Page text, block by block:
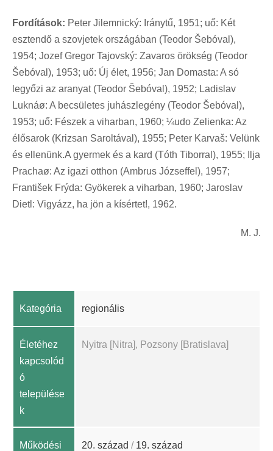
Fordítások: Peter Jilemnický: Iránytű, 1951; uő: Két
esztendő a szovjetek országában (Teodor Šebóval),
1954; Jozef Gregor Tajovský: Zavaros örökség (Teodor
Šebóval), 1953; uő: Új élet, 1956; Jan Domasta: A só
legyőzi az aranyat (Teodor Šebóval), 1952; Ladislav
Luknáø: A becsületes juhászlegény (Teodor Šebóval),
1953; uő: Fészek a viharban, 1960; ¼udo Zelienka: Az
élősarok (Krizsan Saroltával), 1955; Peter Karvaš: Velünk
és ellenünk.A gyermek és a kard (Tóth Tiborral), 1955; Ilja
Prachaø: Az igazi otthon (Ambrus Józseffel), 1957;
František Frýda: Gyökerek a viharban, 1960; Jaroslav
Dietl: Vigyázz, ha jön a kísértet!, 1962.
M. J.
Kategória regionális
Életéhez
kapcsolód
ó
települése
k
Nyitra [Nitra], Pozsony [Bratislava]
Működési 20. század / 19. század